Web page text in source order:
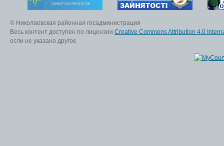
© Николаевская районная госадминистрация
Весь контент доступен по лицензии Creative Commons Attribution 4.0
если не указано другое